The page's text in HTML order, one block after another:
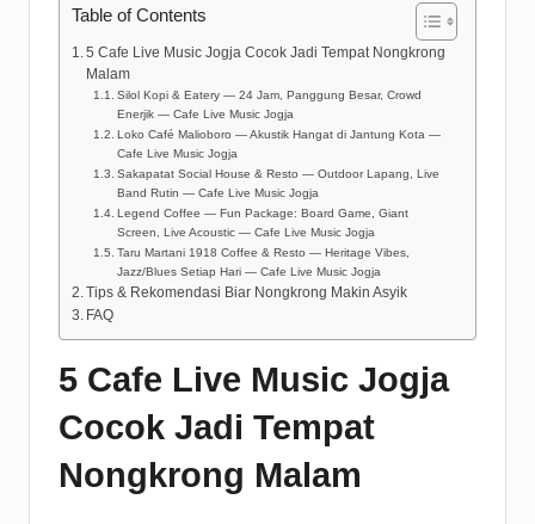
Table of Contents
5 Cafe Live Music Jogja Cocok Jadi Tempat Nongkrong
Malam
Silol Kopi & Eatery — 24 Jam, Panggung Besar, Crowd
Enerjik — Cafe Live Music Jogja
Loko Café Malioboro — Akustik Hangat di Jantung Kota —
Cafe Live Music Jogja
Sakapatat Social House & Resto — Outdoor Lapang, Live
Band Rutin — Cafe Live Music Jogja
Legend Coffee — Fun Package: Board Game, Giant
Screen, Live Acoustic — Cafe Live Music Jogja
Taru Martani 1918 Coffee & Resto — Heritage Vibes,
Jazz/Blues Setiap Hari — Cafe Live Music Jogja
Tips & Rekomendasi Biar Nongkrong Makin Asyik
FAQ
5 Cafe Live Music Jogja
Cocok Jadi Tempat
Nongkrong Malam